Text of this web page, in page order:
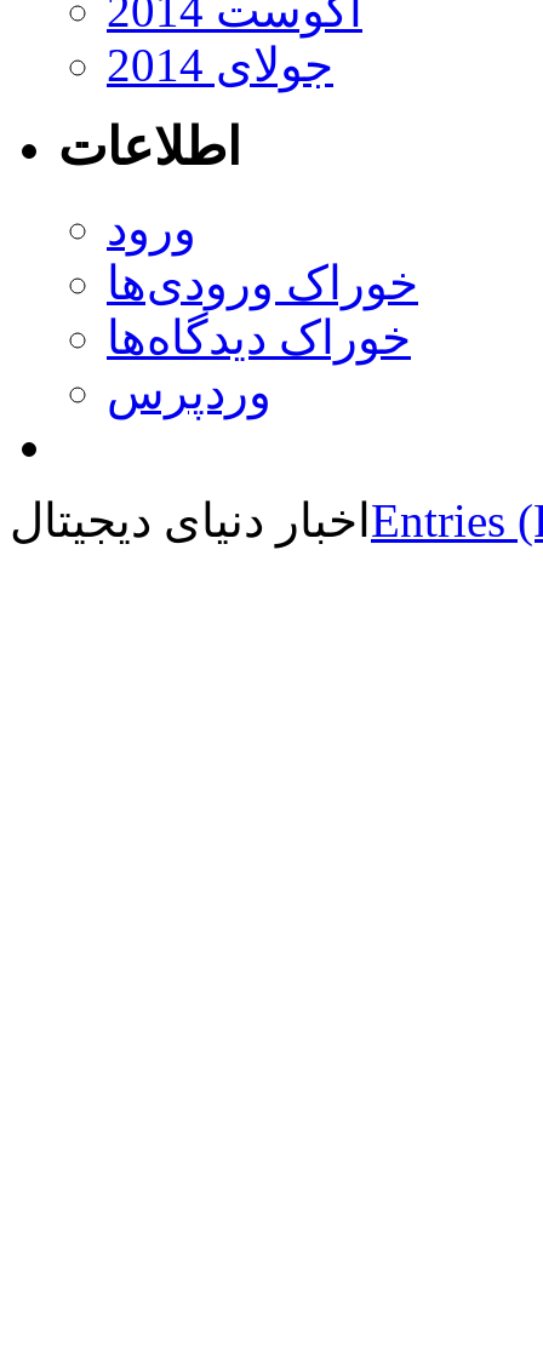
جولای 2014
اطلاعات
ورود
خوراک ورودی‌ها
خوراک دیدگاه‌ها
وردپرس
اخبار دنیای دیجیتال Entries